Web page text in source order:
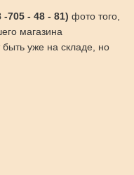
705 - 48 - 81) фото того,
магазина
уже на складе, но